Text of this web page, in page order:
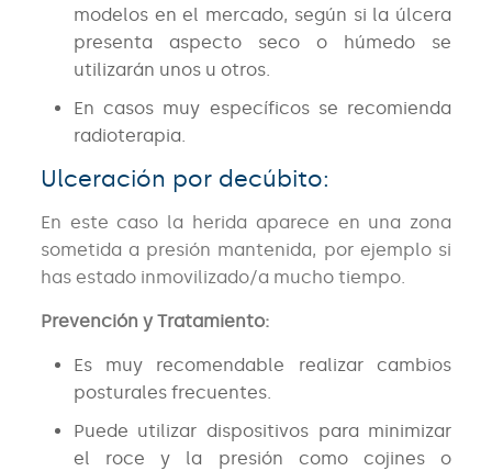
modelos en el mercado, según si la úlcera
presenta aspecto seco o húmedo se
utilizarán unos u otros.
En casos muy específicos se recomienda
radioterapia.
Ulceración por decúbito:
En este caso la herida aparece en una zona
sometida a presión mantenida, por ejemplo si
has estado inmovilizado/a mucho tiempo.
Prevención y Tratamiento:
Es muy recomendable realizar cambios
posturales frecuentes.
Puede utilizar dispositivos para minimizar
el roce y la presión como cojines o